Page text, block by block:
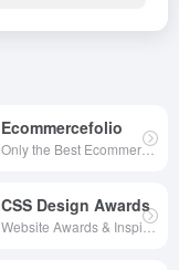
Ecommercefolio
Only the Best Ecommerce Design Inspiration
CSS Design Awards
Website Awards & Inspiration - CSS Gallery